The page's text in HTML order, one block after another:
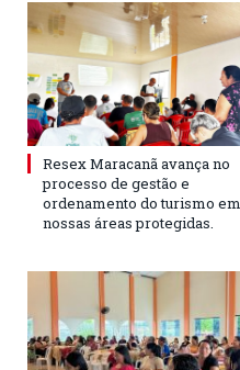
Resex Maracanã avança no
processo de gestão e
ordenamento do turismo em
nossas áreas protegidas.